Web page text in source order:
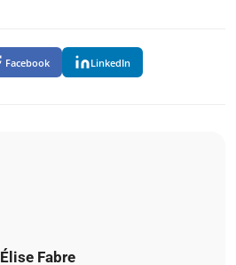
Facebook LinkedIn
Élise Fabre